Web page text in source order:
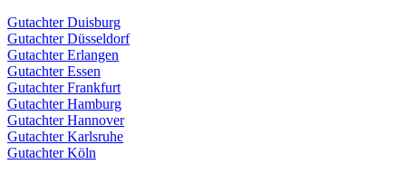
Gutachter Duisburg
Gutachter Düsseldorf
Gutachter Erlangen
Gutachter Essen
Gutachter Frankfurt
Gutachter Hamburg
Gutachter Hannover
Gutachter Karlsruhe
Gutachter Köln